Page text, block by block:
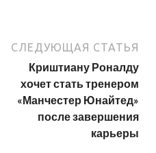
СЛЕДУЮЩАЯ СТАТЬЯ
Криштиану Роналду
хочет стать тренером
«Манчестер Юнайтед»
после завершения
карьеры